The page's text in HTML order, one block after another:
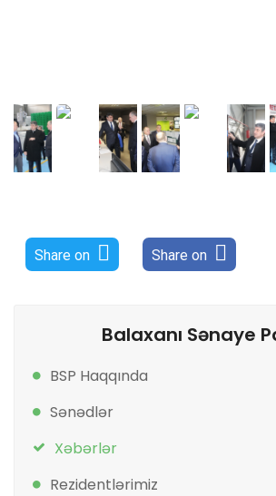
Share on Share on
Balaxanı Sənaye
BSP Haqqında
Sənədlər
Xəbərlər
Rezidentlərimiz